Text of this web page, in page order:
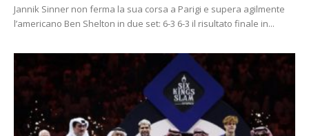
Jannik Sinner non ferma la sua corsa a Parigi e supera agilmente
l’americano Ben Shelton in due set: 6-3 6-3 il risultato finale in...